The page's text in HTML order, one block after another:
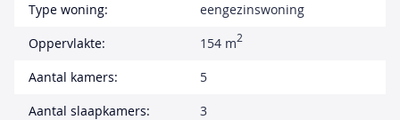
Type woning:
eengezinswoning
Oppervlakte:
154 m2
Aantal kamers:
5
Aantal slaapkamers:
3